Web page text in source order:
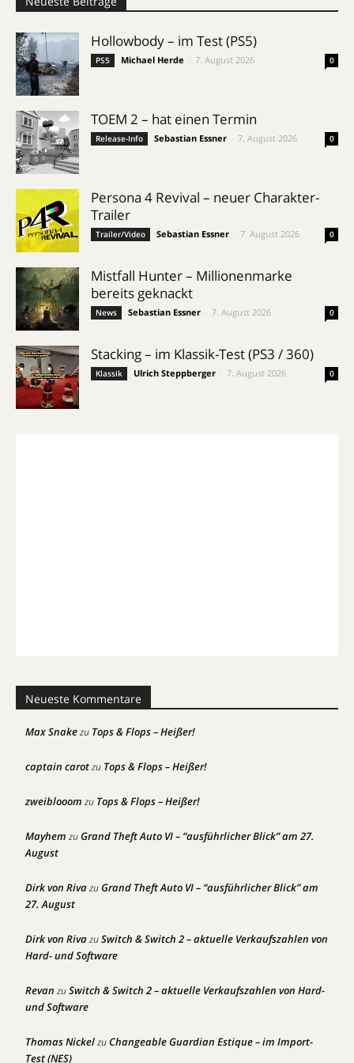
Hollowbody – im Test (PS5)
PS5 Michael Herde 7. August 2026 0
TOEM 2 – hat einen Termin
Release-Info Sebastian Essner 7. August 2026 0
Persona 4 Revival – neuer Charakter-
Trailer
Trailer/Video Sebastian Essner 7. August 2026 0
Mistfall Hunter – Millionenmarke
bereits geknackt
News Sebastian Essner 7. August 2026 0
Stacking – im Klassik-Test (PS3 / 360)
Klassik Ulrich Steppberger 7. August 2026 0
Neueste Kommentare
Max Snakezu Tops & Flops – Heißer!
captain carotzu Tops & Flops – Heißer!
zweiblooom zu Tops & Flops – Heißer!
Mayhem zuGrand Theft Auto VI – “ausführlicher Blick” am 27.
August
Dirk von RivazuGrand Theft Auto VI – “ausführlicher Blick” am
27. August
Dirk von RivazuSwitch & Switch 2 – aktuelle Verkaufszahlen von
Hard- und Software
Revan zuSwitch & Switch 2 – aktuelle Verkaufszahlen von Hard-
und Software
Thomas NickelzuChangeable Guardian Estique – im Import-
Test (NES)